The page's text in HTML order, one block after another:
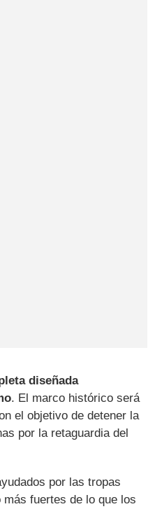
diseñada
. El marco histórico será
el objetivo de detener la
por la retaguardia del
por las tropas
fuertes de lo que los